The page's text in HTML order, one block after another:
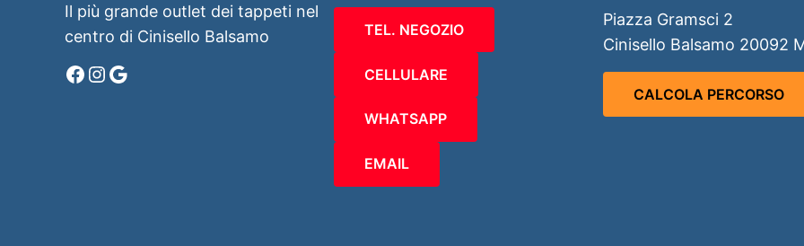
Il più grande outlet dei tappeti nel
centro di Cinisello Balsamo
Facebook
Instagram
Google
TEL. NEGOZIO
CELLULARE
WHATSAPP
EMAIL
Piazza Gramsci 2
Cinisello Balsamo 20092
CALCOLA PERCORSO